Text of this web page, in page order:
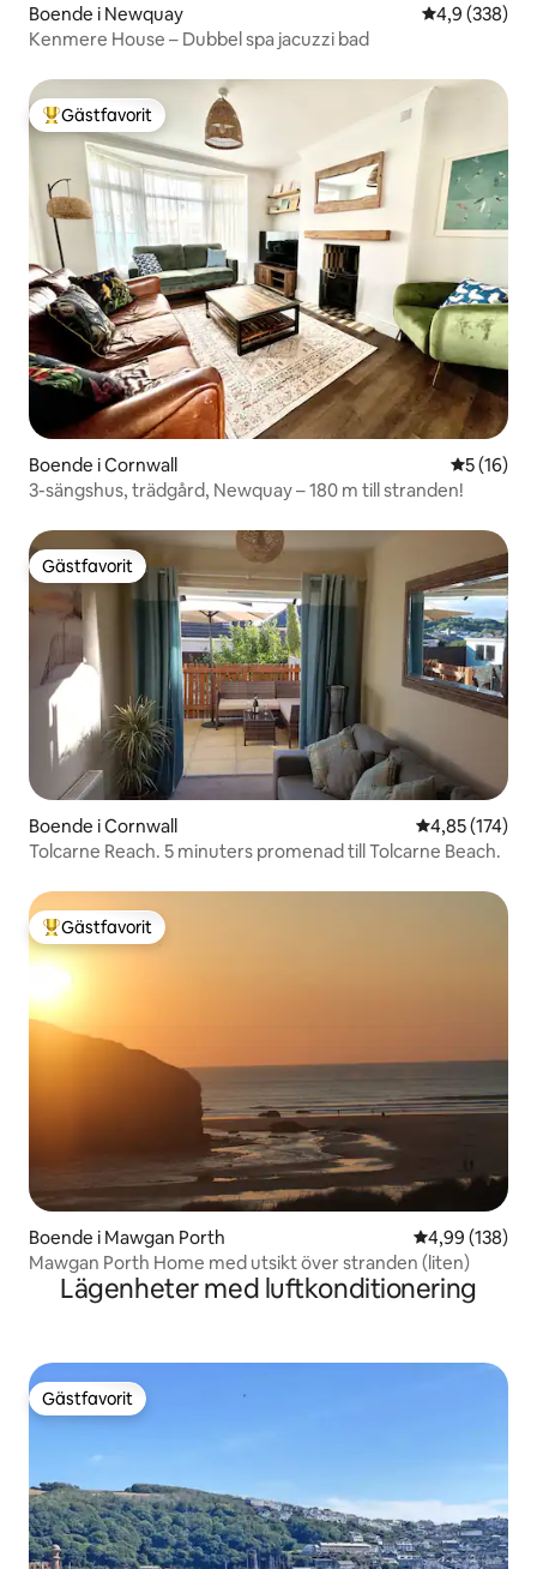
Boende i Newquay 4,9 av 5 i
4,9 (338)
Kenmere House – Dubbel spa jacuzzi bad
Populär gästfavorit
Gästfavorit
Boende i Cornwall 5 av 5 i
5 (16)
3-sängshus, trädgård, Newquay – 180 m till stranden!
Gästfavorit
Gästfavorit
Boende i Cornwall 4,85 av 5 i
4,85 (174)
Tolcarne Reach. 5 minuters promenad till Tolcarne Beach.
Populär gästfavorit
Gästfavorit
Boende i Mawgan Porth 4,99 av 5 i
4,99 (138)
Mawgan Porth Home med utsikt över stranden (liten)
Lägenheter med luftkonditionering
Gästfavorit
Gästfavorit